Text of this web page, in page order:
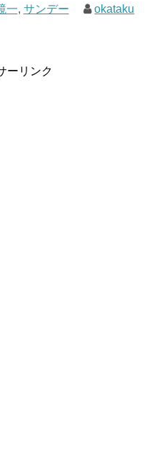
ご紹介！！
一, サンデー okataku
ーリンク